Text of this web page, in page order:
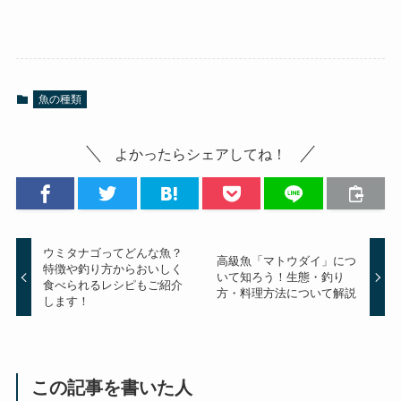
魚の種類
よかったらシェアしてね！
ウミタナゴってどんな魚？
特徴や釣り方からおいしく
食べられるレシピもご紹介
します！
高級魚「マトウダイ」につ
いて知ろう！生態・釣り
方・料理方法について解説
この記事を書いた人